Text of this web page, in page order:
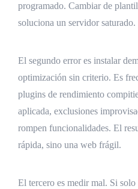
programado. Cambiar de
soluciona un servidor saturado.
El segundo error es instalar
optimización sin criterio. Es
plugins de rendimiento
aplicada, exclusiones
rompen funcionalidades. El
rápida, sino una web frágil.
El tercero es medir mal. Si solo